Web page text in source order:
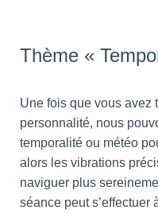
Thème «
Une fois que vous avez
personnalité, nous
temporalité ou météo
alors les vibrations
naviguer plus
séance peut s’effectuer